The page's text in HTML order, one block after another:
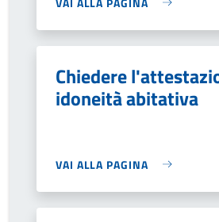
Chiedere
idoneità abitativa
VAI ALLA PAGINA